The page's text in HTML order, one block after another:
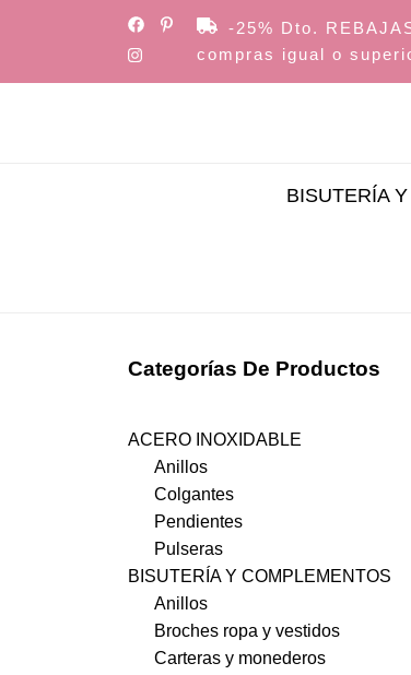
-25% Dto.
compras igual o
BISUTERÍA
Categorías De Productos
ACERO INOXIDABLE
Anillos
Colgantes
Pendientes
Pulseras
BISUTERÍA Y COMPLEMENTOS
Anillos
Broches ropa y vestidos
Carteras y monederos